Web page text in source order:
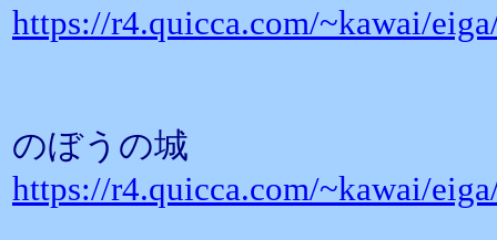
https://r4.quicca.com/~kawai/
のぼうの城
https://r4.quicca.com/~kawai/